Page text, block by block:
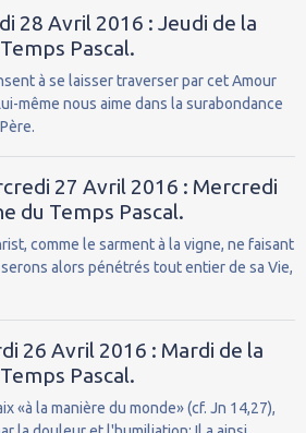
28 Avril 2016 : Jeudi de la
Pascal.
à se laisser traverser par cet Amour
même nous aime dans la surabondance
27 Avril 2016 : Mercredi
du Temps Pascal.
comme le sarment à la vigne, ne faisant
serons alors pénétrés tout entier de sa Vie,
26 Avril 2016 : Mardi de la
Pascal.
«à la manière du monde» (cf. Jn 14,27),